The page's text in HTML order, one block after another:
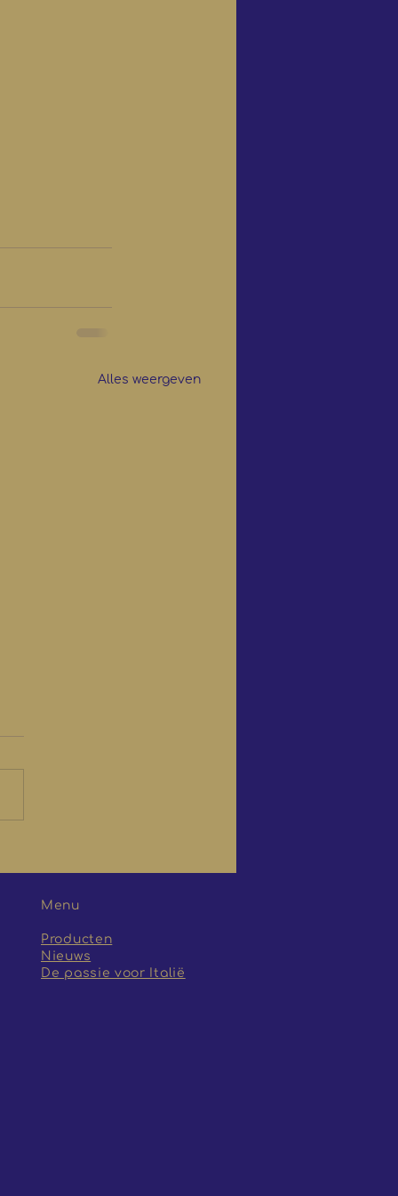
Alles weergeven
zijn er weer
Menu
Producten
Nieuws
De passie voor Italië